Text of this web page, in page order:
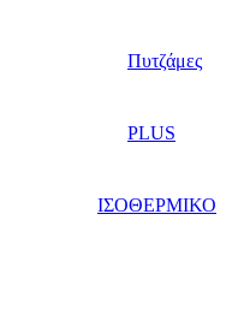
Πυτζάμες
PLUS
ΙΣΟΘΕΡΜΙΚΟ